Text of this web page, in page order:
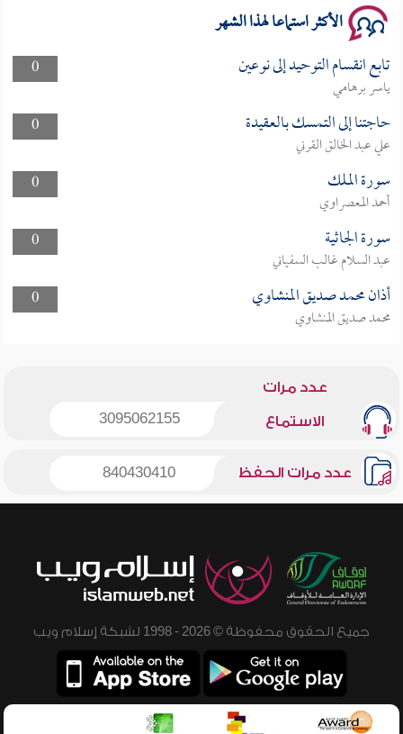
الأكثر استماعا لهذا الشهر
0 تابع انقسام التوحيد إلى نوعين
ياسر برهامي
0
حاجتنا إلى التمسك بالعقيدة
علي عبد الخالق القرني
0
سورة الملك
أحمد المعصراوي
0
سورة الجاثية
عبد السلام غالب السفياني
0
أذان محمد صديق المنشاوي
محمد صديق المنشاوي
عدد مرات
الاستماع 3095062155
عدد مرات الحفظ 840430410
جميع الحقوق محفوظة © 2026 - 1998 لشبكة إسلام ويب